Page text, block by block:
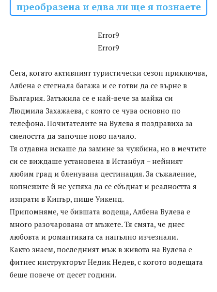
преобразена и едва ли ще я познаете
Error9
Error9
Сега, когато активният туристически сезон приключва,
Албена е стегнала багажа и се готви да се върне в
България. Затъжила се е най-вече за майка си
Людмила Захажаева, с която се чува основно по
телефона. Почитателите на Вулева я поздравиха за
смелостта да започне ново начало.
Тя отдавна искаше да замине за чужбина, но в мечтите
си се виждаше установена в Истанбул – нейният
любим град и бленувана дестинация. За съжаление,
копнежите й не успяха да се сбъднат и реалността я
изпрати в Кипър, пише Уикенд.
Припомняме, че бившата водеща, Албена Вулева е
много разочарована от мъжете. Тя смята, че днес
любовта и романтиката са напълно изчезнали.
Както знаем, последният мъж в живота на Вулева е
фитнес инструкторът Недик Недев, с когото водещата
беше повече от десет години.